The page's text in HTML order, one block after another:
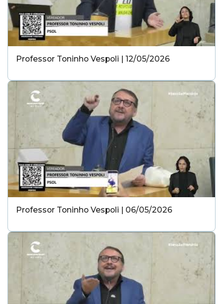
Professor Toninho Vespoli | 12/05/2026
Professor Toninho Vespoli | 06/05/2026